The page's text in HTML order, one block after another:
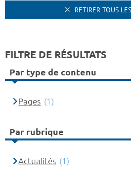
RETIRER TOUS
FILTRE DE RÉSULTATS
Par type de contenu
Pages (1)
Par rubrique
Actualités (1)